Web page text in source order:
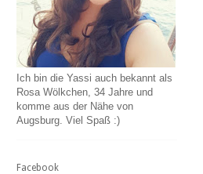
Ich bin die Yassi auch bekannt als
Rosa Wölkchen, 34 Jahre und
komme aus der Nähe von
Augsburg. Viel Spaß :)
Facebook